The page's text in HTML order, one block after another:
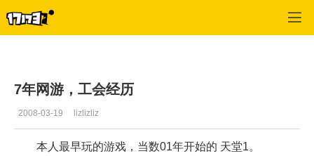
7年网游，工会经历
2008-03-19 lizlizliz
本人最早玩的游戏，当数01年开始的 天堂1。